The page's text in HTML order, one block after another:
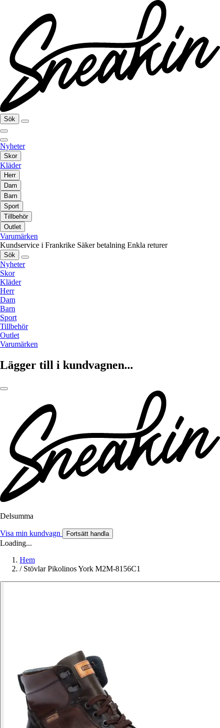
Sök
Nyheter
Skor
Kläder
Herr
Dam
Barn
Sport
Tillbehör
Outlet
Varumärken
Kundservice i Frankrike Säker betalning Enkla returer
Sök
Nyheter
Skor
Kläder
Herr
Dam
Barn
Sport
Tillbehör
Outlet
Varumärken
Lägger till i kundvagnen...
Delsumma
Visa min kundvagn Fortsätt handla
Loading...
Hem
/ Stövlar Pikolinos York M2M-8156C1